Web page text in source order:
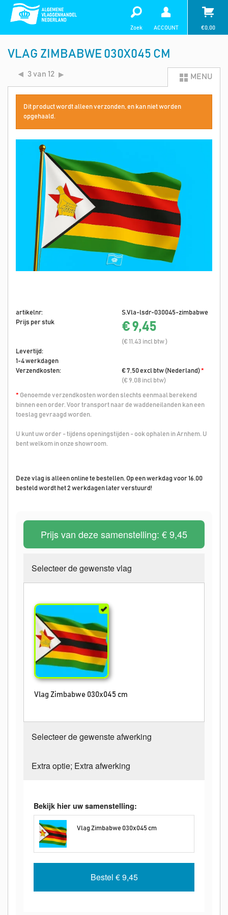
Zoek ACCOUNT €0,00
VLAG ZIMBABWE 030X045 CM
3 van 12 MENU
Dit product wordt alleen verzonden, en kan niet worden
opgehaald.
artikelnr:
S.Vla-lsdr-030045-zimbabwe
Prijs per stuk
€ 9,45
(€ 11,43 incl btw )
Levertijd:
1-4 werkdagen
Verzendkosten:
€ 7,50 excl btw (Nederland)*
(€ 9,08 incl btw)
* Genoemde verzendkosten worden slechts eenmaal berekend
binnen een order. Voor transport naar de waddeneilanden kan een
toeslag gevraagd worden.
U kunt uw order - tijdens openingstijden - ook ophalen in Arnhem. U
bent welkom in onze showroom.
Deze vlag is alleen online te bestellen. Op een werkdag voor 16.00
besteld wordt het 2 werkdagen later verstuurd!
Prijs van deze samenstelling: € 9,45
Selecteer de gewenste vlag
Vlag Zimbabwe 030x045 cm
Selecteer de gewenste afwerking
Extra optie; Extra afwerking
Bekijk hier uw samenstelling:
Vlag Zimbabwe 030x045 cm
Bestel € 9,45